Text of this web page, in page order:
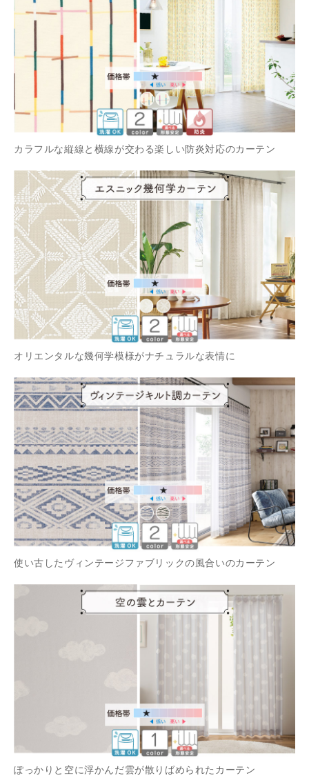
カラフルな縦線と横線が交わる楽しい防炎対応のカーテン
オリエンタルな幾何学模様がナチュラルな表情に
使い古したヴィンテージファブリックの風合いのカーテン
ぽっかりと空に浮かんだ雲が散りばめられたカーテン